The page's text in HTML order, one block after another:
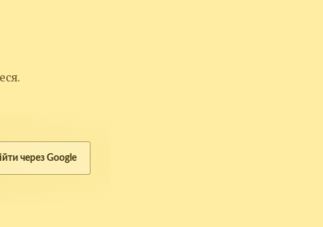
через Google